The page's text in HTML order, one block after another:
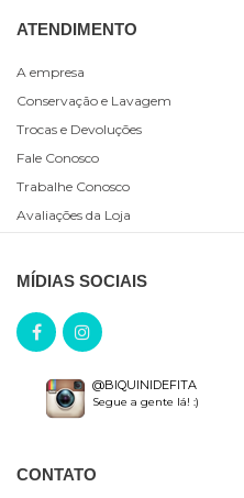
ATENDIMENTO
A empresa
Conservação e Lavagem
Trocas e Devoluções
Fale Conosco
Trabalhe Conosco
Avaliações da Loja
MÍDIAS SOCIAIS
@BIQUINIDEFITA
Segue a gente lá! :)
CONTATO